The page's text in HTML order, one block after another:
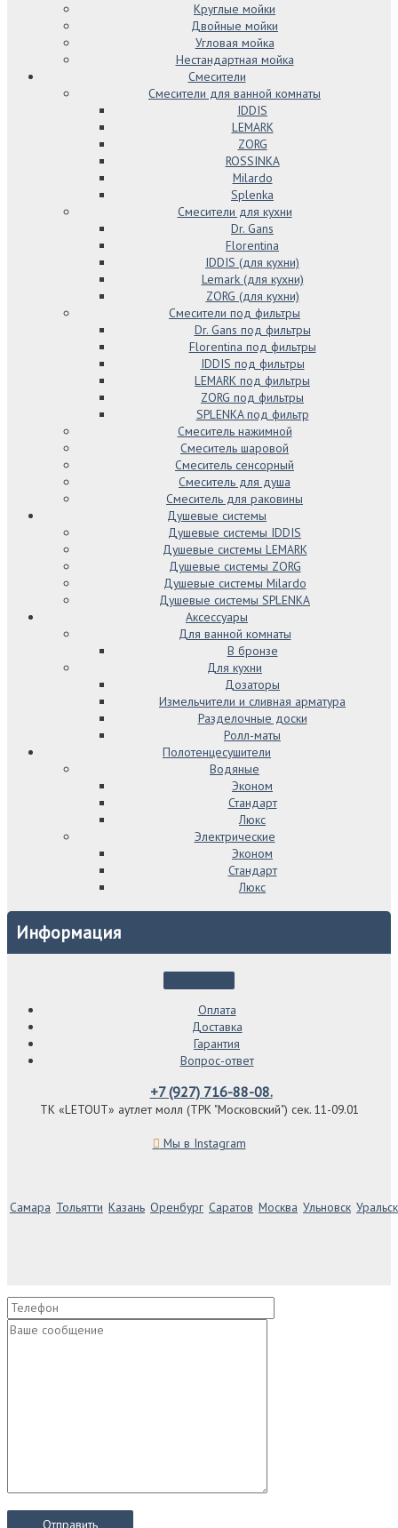
Круглые мойки
Двойные мойки
Угловая мойка
Нестандартная мойка
Смесители
Смесители для ванной комнаты
IDDIS
LEMARK
ZORG
ROSSINKA
Milardo
Splenka
Смесители для кухни
Dr. Gans
Florentina
IDDIS (для кухни)
Lemark (для кухни)
ZORG (для кухни)
Смесители под фильтры
Dr. Gans под фильтры
Florentina под фильтры
IDDIS под фильтры
LEMARK под фильтры
ZORG под фильтры
SPLENKA под фильтр
Смеситель нажимной
Смеситель шаровой
Смеситель сенсорный
Смеситель для душа
Смеситель для раковины
Душевые системы
Душевые системы IDDIS
Душевые системы LEMARK
Душевые системы ZORG
Душевые системы Milardo
Душевые системы SPLENKA
Аксессуары
Для ванной комнаты
В бронзе
Для кухни
Дозаторы
Измельчители и сливная арматура
Разделочные доски
Ролл-маты
Полотенцесушители
Водяные
Эконом
Стандарт
Люкс
Электрические
Эконом
Стандарт
Люкс
Информация
Оплата
Доставка
Гарантия
Вопрос-ответ
+7 (927) 716-88-08.
ТК «LETOUT» аутлет молл (ТРК "Московский") сек. 11-09.01
Мы в Instagram
Самара Тольятти Казань Оренбург Саратов Москва Ульновск Уральск